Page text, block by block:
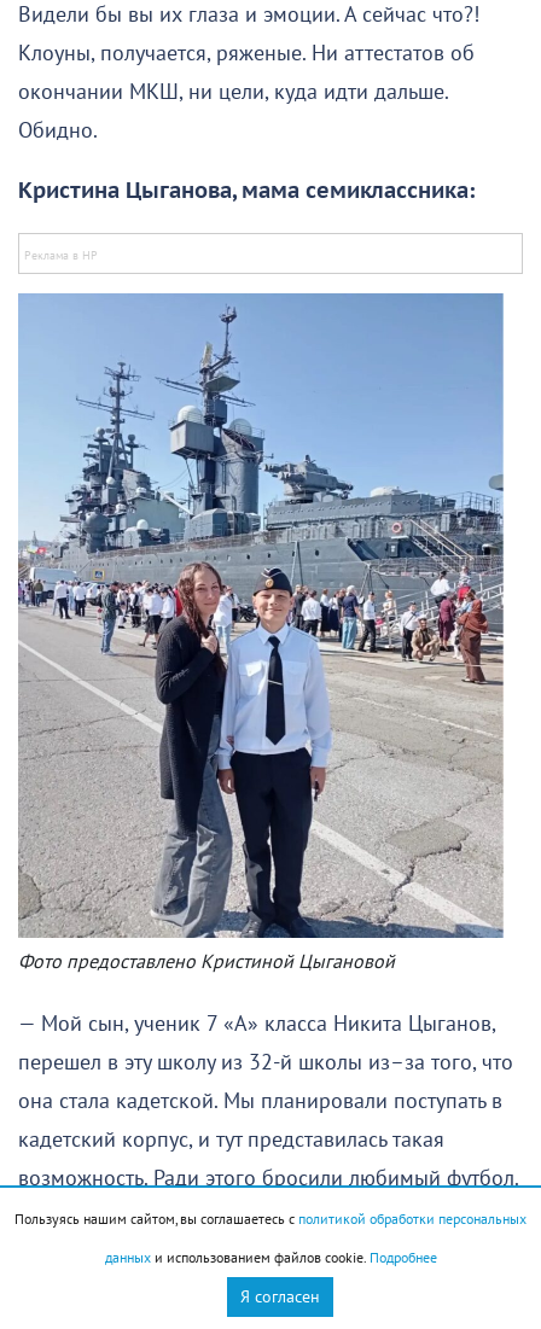
Видели бы вы их глаза и эмоции. А сейчас что?!
Клоуны, получается, ряженые. Ни аттестатов об
окончании МКШ, ни цели, куда идти дальше.
Обидно.
Кристина Цыганова, мама семиклассника:
Фото предоставлено Кристиной Цыгановой
— Мой сын, ученик 7 «А» класса Никита Цыганов,
перешел в эту школу из 32-й школы из–за того, что
она стала кадетской. Мы планировали поступать в
кадетский корпус, и тут представилась такая
возможность. Ради этого бросили любимый футбол.
«Краснодар», потом перешел в «Черноморец».
Считался перспективным игроком, тренеры его
Пользуясь нашим сайтом, вы соглашаетесь с политикой обработки персональных
данныхи использованием файлов cookie. Подробнее
Я согласен